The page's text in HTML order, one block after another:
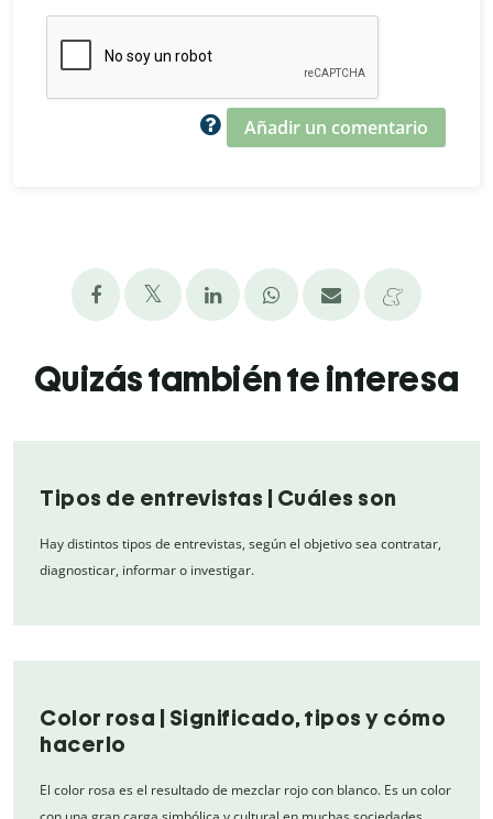
Añadir un comentario
Quizás también te interesa
Tipos de entrevistas | Cuáles son
Hay distintos tipos de entrevistas, según el objetivo sea contratar,
diagnosticar, informar o investigar.
Color rosa | Significado, tipos y cómo
hacerlo
El color rosa es el resultado de mezclar rojo con blanco. Es un color